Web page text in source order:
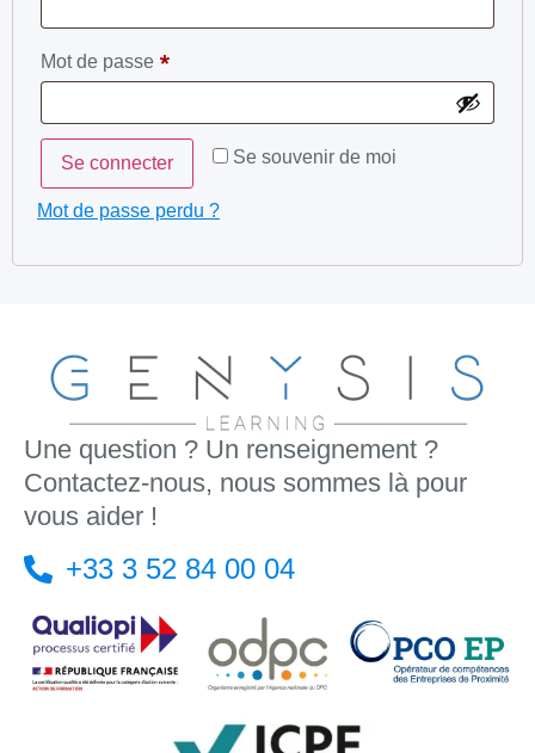
Mot de passe *
Alternative: Se souvenir de moi
Se connecter
Mot de passe perdu ?
Une question ? Un renseignement ?
Contactez-nous, nous sommes là pour
vous aider !
+33 3 52 84 00 04